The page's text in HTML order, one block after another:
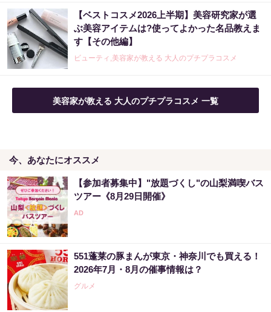
【ベストコスメ2026上半期】美容研究家が選
ぶ美容アイテムは?使ってよかった名品教えま
す【その他編】
ビューティ,美容家が教える 大人のプチプラコスメ
美容家が教える 大人のプチプラコスメ 一覧
今、あなたにオススメ
【参加者募集中】"放題づくし"の山梨満喫バス
ツアー《8月29日開催》
551蓬莱の豚まんが東京・神奈川でも買える！
2026年7月・8月の催事情報は？
グルメ